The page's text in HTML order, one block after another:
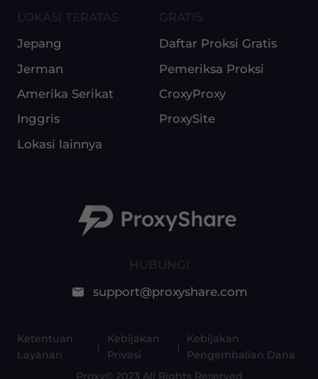
HUBUNGI
support@proxyshare.com
LOKASI TERATAS
Jepang
Jerman
Amerika Serikat
Inggris
Lokasi lainnya
GRATIS
Daftar Proksi Gratis
Pemeriksa Proksi
CroxyProxy
ProxySite
Ketentuan
Layanan
Kebijakan
Privasi
Kebijakan
Pengembalian Dana
Proxy© 2023 All Rights Reserved